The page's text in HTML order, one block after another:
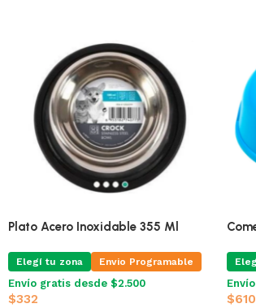
PROMO PLATO EQUILIBRIO CHICO
Elegí tu zona Envio Programable
Envío gratis desde $2.500
$194 $332